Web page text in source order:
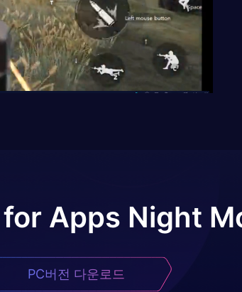
Apps Night
PC버전 다운로드